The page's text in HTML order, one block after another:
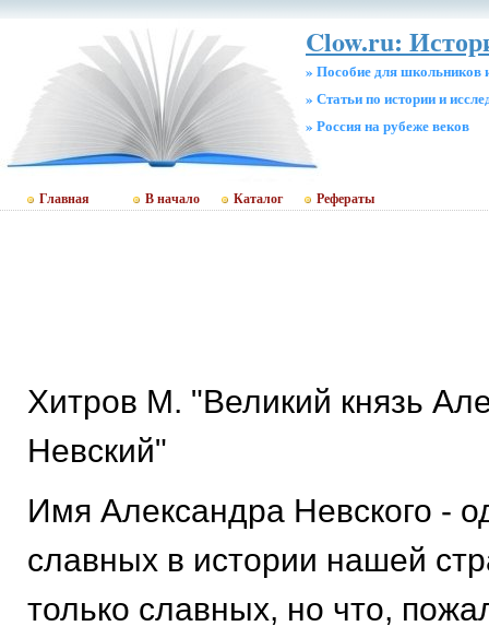
Clow.ru:
» Пособие для школьников
» Статьи по истории и
» Россия на рубеже веков
Главная В начало Каталог Рефераты
Хитров М. "Великий князь
Невский"
Имя Александра Невского -
славных в истории нашей
только славных, но что,